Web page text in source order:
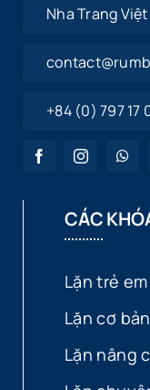
Nha Trang
+84 (0) 797 17
CÁC
Lặn trẻ em
Lặn cơ bản
Lặn nâng